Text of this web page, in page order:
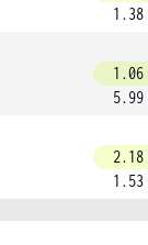
1.38
1.06
5.99
2.18
1.53